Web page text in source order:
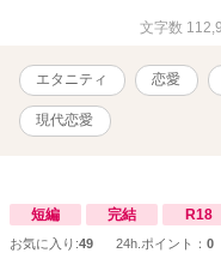
文字数
エタニティ 恋愛
現代恋愛
短編 完結 R18
お気に入り:49 24h.ポイント： 0